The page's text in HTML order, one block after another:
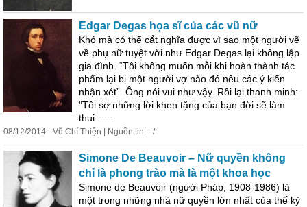
Edgar Degas họa sĩ của các vũ nữ
Khó mà có thể cắt nghĩa được vì sao một người vẽ
về phụ nữ tuyệt vời như Edgar Degas lại không lập
gia đình . “Tôi không muốn mỗi khi hoàn thành tác
phẩm lại bị một người vợ nào đó nêu các ý kiến
nhận xét”. Ông nói vui như vậy. Rồi lại thanh minh:
"Tôi sợ những lời khen tặng của bạn đời sẽ làm
thui......
08/12/2014 - Vũ Chí Thiện | Nguồn tin : -/-
Simone De Beauvoir – Nữ quyền không
chỉ là phong trào mà là một khoa học
Simone de Beauvoir (người Pháp, 1908-1986) là
một trong những nhà nữ quyền lớn nhất của thế kỷ